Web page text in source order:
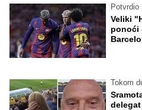
Potvrdio
Veliki
ponoći
Tokom